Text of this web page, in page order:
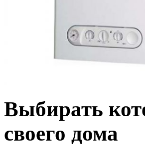
Выбирать
своего дома